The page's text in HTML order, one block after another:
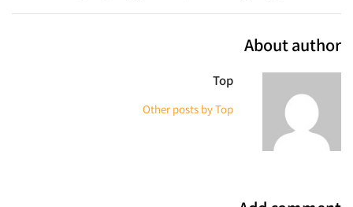
About author
Top
Other posts by Top